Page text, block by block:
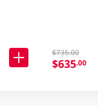
$735.00
$635.00